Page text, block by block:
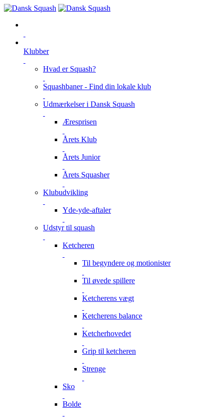
Klubber
Hvad er Squash?
Squashbaner - Find din lokale klub
Udmærkelser i Dansk Squash
Æresprisen
Årets Klub
Årets Junior
Årets Squasher
Klubudvikling
Yde-yde-aftaler
Udstyr til squash
Ketcheren
Til begyndere og motionister
Til øvede spillere
Ketcherens vægt
Ketcherens balance
Ketcherhovedet
Grip til ketcheren
Strenge
Sko
Bolde